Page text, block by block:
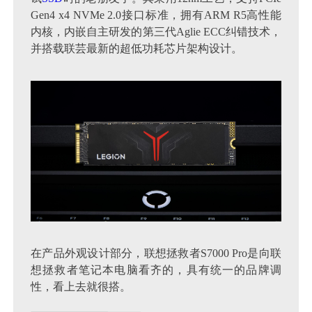
Gen4 x4 NVMe 2.0接口标准，拥有ARM R5高性能
内核，内嵌自主研发的第三代Aglie ECC纠错技术，
并搭载联芸最新的超低功耗芯片架构设计。
在产品外观设计部分，联想拯救者S7000 Pro是向联
想拯救者笔记本电脑看齐的，具有统一的品牌调
性，看上去就很搭。